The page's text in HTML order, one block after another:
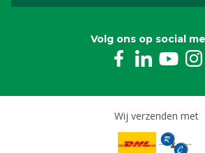
Volg ons op social
Wij verzenden met